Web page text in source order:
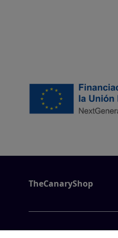
TheCanaryShop